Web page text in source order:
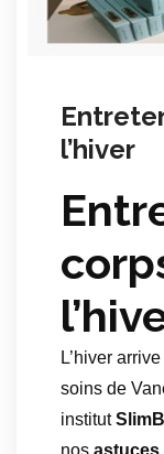
l’hiver
L’hiver
soins de
institut